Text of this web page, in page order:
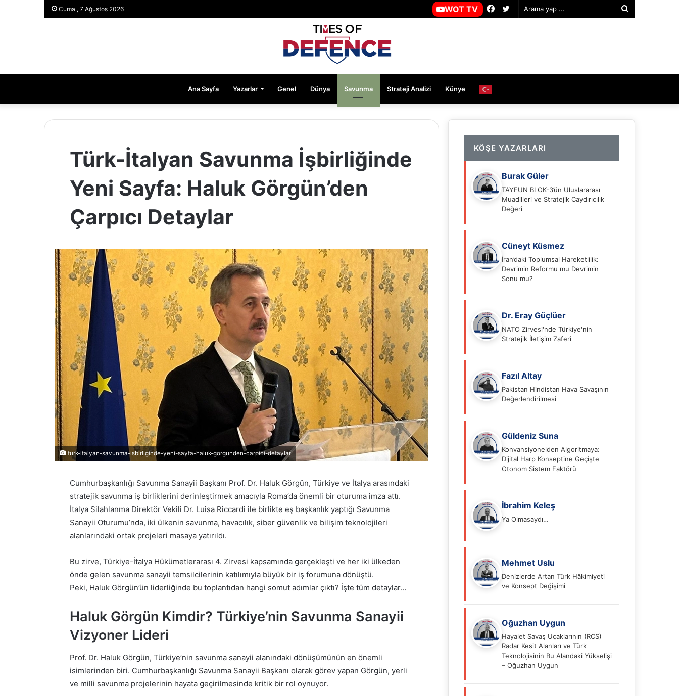
Cuma , 7 Ağustos 2026 Twitter
Facebook
WOT TV
Ana Sayfa Yazarlar Genel Dünya Savunma Strateji Analizi Künye
Türk-İtalyan Savunma İşbirliğinde
Yeni Sayfa: Haluk Görgün’den
Çarpıcı Detaylar
turk-italyan-savunma-isbirliginde-yeni-sayfa-haluk-gorgunden-carpici-detaylar
Cumhurbaşkanlığı Savunma Sanayii Başkanı Prof. Dr. Haluk Görgün, Türkiye ve İtalya arasındaki
stratejik savunma iş birliklerini derinleştirmek amacıyla Roma’da önemli bir oturuma imza attı.
İtalya Silahlanma Direktör Vekili Dr. Luisa Riccardi ile birlikte eş başkanlık yaptığı Savunma
Sanayii Oturumu’nda, iki ülkenin savunma, havacılık, siber güvenlik ve bilişim teknolojileri
alanlarındaki ortak projeleri masaya yatırıldı.
Bu zirve, Türkiye-İtalya Hükümetlerarası 4. Zirvesi kapsamında gerçekleşti ve her iki ülkeden
önde gelen savunma sanayii temsilcilerinin katılımıyla büyük bir iş forumuna dönüştü.
Peki, Haluk Görgün’ün liderliğinde bu toplantıdan hangi somut adımlar çıktı? İşte tüm detaylar…
Haluk Görgün Kimdir? Türkiye’nin Savunma Sanayii
Vizyoner Lideri
Prof. Dr. Haluk Görgün, Türkiye’nin savunma sanayii alanındaki dönüşümünün en önemli
isimlerinden biri. Cumhurbaşkanlığı Savunma Sanayii Başkanı olarak görev yapan Görgün, yerli
ve milli savunma projelerinin hayata geçirilmesinde kritik bir rol oynuyor.
KÖŞE YAZARLARI
Burak Güler
TAYFUN BLOK-3’ün Uluslararası
Muadilleri ve Stratejik Caydırıcılık
Değeri
Cüneyt Küsmez
İran’daki Toplumsal Hareketlilik:
Devrimin Reformu mu Devrimin
Sonu mu?
Dr. Eray Güçlüer
NATO Zirvesi'nde Türkiye'nin
Stratejik İletişim Zaferi
Fazıl Altay
Pakistan Hindistan Hava Savaşının
Değerlendirilmesi
Güldeniz Suna
Konvansiyonelden Algoritmaya:
Dijital Harp Konseptine Geçişte
Otonom Sistem Faktörü
İbrahim Keleş
Ya Olmasaydı…
Mehmet Uslu
Denizlerde Artan Türk Hâkimiyeti
ve Konsept Değişimi
Oğuzhan Uygun
Hayalet Savaş Uçaklarının (RCS)
Radar Kesit Alanları ve Türk
Teknolojisinin Bu Alandaki Yükselişi
– Oğuzhan Uygun